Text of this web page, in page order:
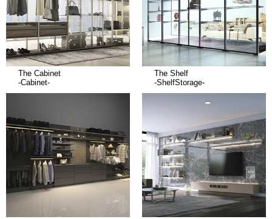
The Cabinet
-Cabinet-
The Shelf
-ShelfStorage-